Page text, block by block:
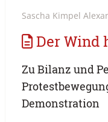
Sascha Kimpel
Der Wind
Zu Bilanz und
Demonstration